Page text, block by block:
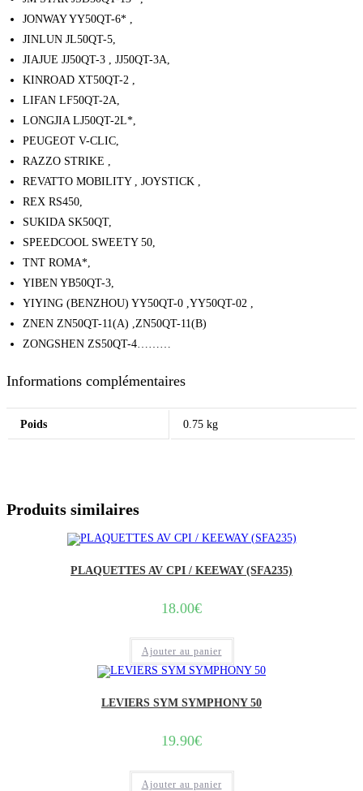
JONWAY YY50QT-6* ,
JINLUN JL50QT-5,
JIAJUE JJ50QT-3 , JJ50QT-3A,
KINROAD XT50QT-2 ,
LIFAN LF50QT-2A,
LONGJIA LJ50QT-2L*,
PEUGEOT V-CLIC,
RAZZO STRIKE ,
REVATTO MOBILITY , JOYSTICK ,
REX RS450,
SUKIDA SK50QT,
SPEEDCOOL SWEETY 50,
TNT ROMA*,
YIBEN YB50QT-3,
YIYING (BENZHOU) YY50QT-0 ,YY50QT-02 ,
ZNEN ZN50QT-11(A) ,ZN50QT-11(B)
ZONGSHEN ZS50QT-4………
Informations complémentaires
Poids 0.75 kg
Produits similaires
PLAQUETTES AV CPI / KEEWAY (SFA235)
18.00€
Ajouter au panier
LEVIERS SYM SYMPHONY 50
19.90€
Ajouter au panier